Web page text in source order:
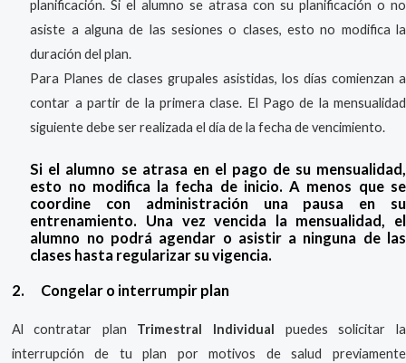
planificación. Si el alumno se atrasa con su planificación o no
asiste a alguna de las sesiones o clases, esto no modifica la
duración del plan.
Para Planes de clases grupales asistidas, los días comienzan a
contar a partir de la primera clase. El Pago de la mensualidad
siguiente debe ser realizada el día de la fecha de vencimiento.
Si el alumno se atrasa en el pago de su mensualidad,
esto no modifica la fecha de inicio. A menos que se
coordine con administración una pausa en su
entrenamiento. Una vez vencida la mensualidad, el
alumno no podrá agendar o asistir a ninguna de las
clases hasta regularizar su vigencia.
2. Congelar o interrumpir plan
Al contratar plan Trimestral Individual puedes solicitar la
interrupción de tu plan por motivos de salud previamente